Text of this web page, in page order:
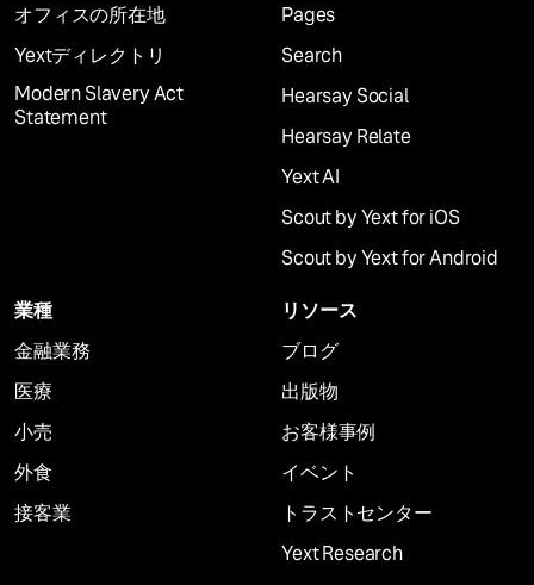
オフィスの所在地
Yextディレクトリ
Modern Slavery Act
Statement
Pages
Search
Hearsay Social
Hearsay Relate
Yext AI
Scout by Yext for iOS
Scout by Yext for Android
業種
金融業務
医療
小売
外食
接客業
リソース
ブログ
出版物
お客様事例
イベント
トラストセンター
Yext Research